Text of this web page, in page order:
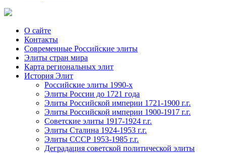
О сайте
Контакты
Современные Российские элиты
Элиты стран мира
Картa региональных элит
История Элит
Российские элиты 1990-х
Элиты России до 1721 года
Элиты Российской империи 1721-1900 г.г.
Элиты Российской империи 1900-1917 г.г.
Советские элиты 1917-1924 г.г.
Элиты Сталина 1924-1953 г.г.
Элиты СССР 1953-1985 г.г.
Деградация советской политической элиты